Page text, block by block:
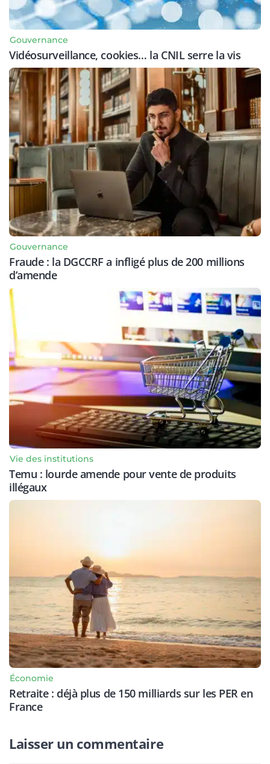
Gouvernance
Vidéosurveillance, cookies… la CNIL serre la vis
Gouvernance
Fraude : la DGCCRF a infligé plus de 200 millions
d’amende
Vie des institutions
Temu : lourde amende pour vente de produits
illégaux
Économie
Retraite : déjà plus de 150 milliards sur les PER en
France
Laisser un commentaire